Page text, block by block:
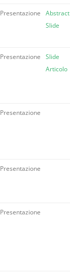
Presentazione
Abstract
Slide
Presentazione
Slide
Articolo
Presentazione
Presentazione
Presentazione